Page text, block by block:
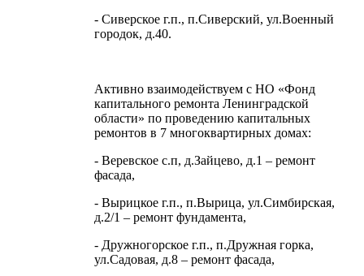
- Сиверское г.п., п.Сиверский, ул.Военный
городок, д.40.
Активно взаимодействуем с НО «Фонд
капитального ремонта Ленинградской
области» по проведению капитальных
ремонтов в 7 многоквартирных домах:
- Веревское с.п, д.Зайцево, д.1 – ремонт
фасада,
- Вырицкое г.п., п.Вырица, ул.Симбирская,
д.2/1 – ремонт фундамента,
- Дружногорское г.п., п.Дружная горка,
ул.Садовая, д.8 – ремонт фасада,